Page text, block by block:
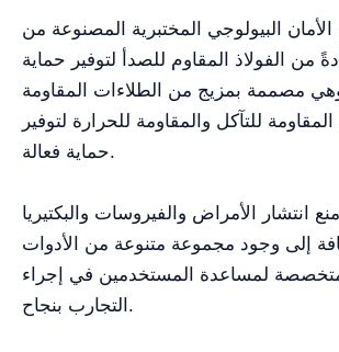
البيولوجي المختبرية المصنوعة من
من الفولاذ المقاوم للصدأ لتوفير حماية
وهي مصممة بمزيج من الطلاءات المقاومة
للتآكل والمقاومة للحرارة لتوفير
حماية فعالة.
انتشار الأمراض والفيروسات والبكتيريا
إلى وجود مجموعة متنوعة من الأدوات
لمساعدة المستخدمين في إجراء
التجارب بنجاح.